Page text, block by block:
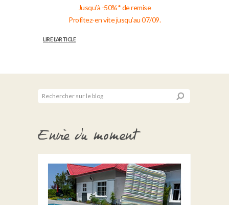
Jusqu’à -50%* de remise
Profitez-en vite jusqu’au 07/09.
LIRE L’ARTICLE
Envie du moment